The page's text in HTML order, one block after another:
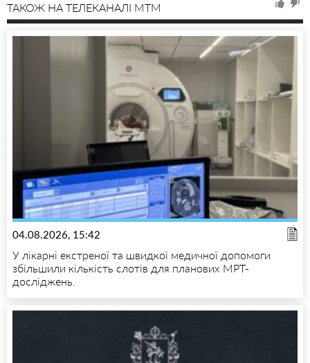
ТАКОЖ НА ТЕЛЕКАНАЛІ MTM
04.08.2026, 15:42
У лікарні екстреної та швидкої медичної допомоги
збільшили кількість слотів для планових МРТ-
досліджень.